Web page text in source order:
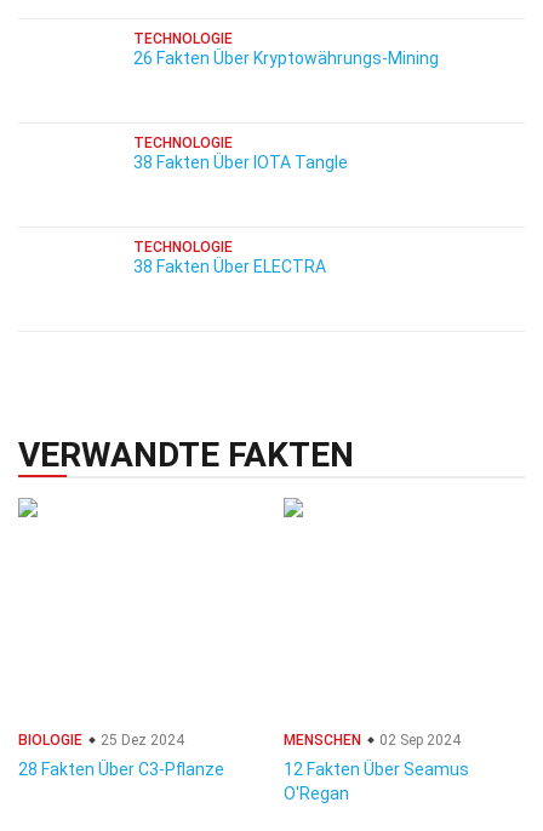
TECHNOLOGIE
26 Fakten Über Kryptowährungs-Mining
TECHNOLOGIE
38 Fakten Über IOTA Tangle
TECHNOLOGIE
38 Fakten Über ELECTRA
VERWANDTE FAKTEN
BIOLOGIE 25 Dez 2024
28 Fakten Über C3-Pflanze
MENSCHEN 02 Sep 2024
12 Fakten Über Seamus
O'Regan